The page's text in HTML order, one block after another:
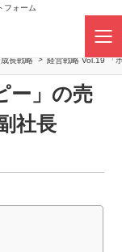
フォーム
長戦略 経営戦略 Vol.19 「
ー」の売
社長